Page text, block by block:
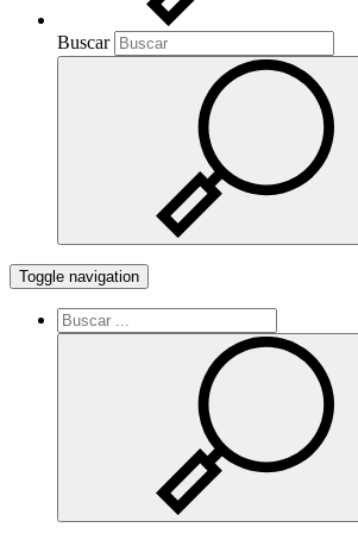
Buscar
Toggle navigation